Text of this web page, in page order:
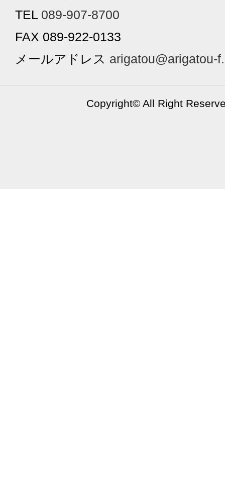
TEL 089-907-8700
FAX 089-922-0133
メールアドレス arigatou@arigatou-
Copyright© All Right